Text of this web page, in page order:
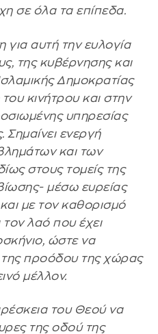
σε όλα τα επίπεδα.
αυτή την ευλογία
της κυβέρνησης και
Δημοκρατίας
κινήτρου και στην
υπηρεσίας
ενεργή
και των
στους τομείς της
μέσω ευρείας
με τον καθορισμό
τον λαό που έχει
ώστε να
της προόδου της χώρας
μέλλον.
του Θεού να
της οδού της